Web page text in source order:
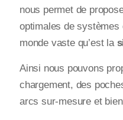
nous permet de
optimales de
monde vaste qu’est la
Ainsi nous pouvons
chargement, des
arcs sur-mesure et